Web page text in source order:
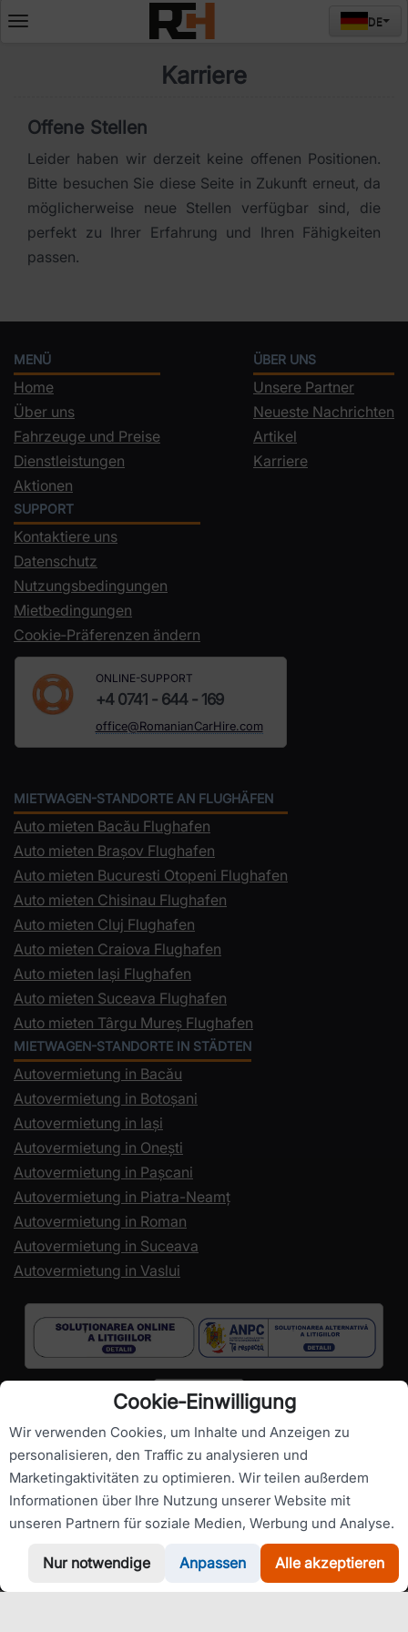
Deschide
DE
Karriere
Offene Stellen
Leider haben wir derzeit keine offenen Positionen.
Bitte besuchen Sie diese Seite in Zukunft erneut, da
möglicherweise neue Stellen verfügbar sind, die
perfekt zu Ihrer Erfahrung und Ihren Fähigkeiten
passen.
MENÜ
Home
Über uns
Fahrzeuge und Preise
Dienstleistungen
Aktionen
ÜBER UNS
Unsere Partner
Neueste Nachrichten
Artikel
Karriere
SUPPORT
Kontaktiere uns
Datenschutz
Nutzungsbedingungen
Mietbedingungen
Cookie‑Präferenzen ändern
ONLINE-SUPPORT
+4 0741 - 644 - 169
office@RomanianCarHire.com
MIETWAGEN-STANDORTE AN FLUGHÄFEN
Auto mieten Bacău Flughafen
Auto mieten Brașov Flughafen
Auto mieten Bucuresti Otopeni Flughafen
Auto mieten Chisinau Flughafen
Auto mieten Cluj Flughafen
Auto mieten Craiova Flughafen
Auto mieten Iași Flughafen
Auto mieten Suceava Flughafen
Auto mieten Târgu Mureș Flughafen
MIETWAGEN-STANDORTE IN STÄDTEN
Autovermietung in Bacău
Autovermietung in Botoșani
Autovermietung in Iași
Autovermietung in Onești
Autovermietung in Pașcani
Autovermietung in Piatra-Neamț
Autovermietung in Roman
Autovermietung in Suceava
Autovermietung in Vaslui
Urheberrechte ©RomanianCarHire.com- Alle Rechte
vorbehalten.
WhatsApp Rufen Sie uns an
Cookie‑Einwilligung
Wir verwenden Cookies, um Inhalte und Anzeigen zu
personalisieren, den Traffic zu analysieren und
Marketingaktivitäten zu optimieren. Wir teilen außerdem
Informationen über Ihre Nutzung unserer Website mit
unseren Partnern für soziale Medien, Werbung und Analyse.
Nur notwendige Anpassen Alle akzeptieren